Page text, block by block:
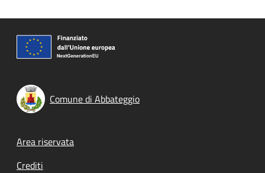
Comune di Abbateggio
Footer menu
Area riservata
Crediti